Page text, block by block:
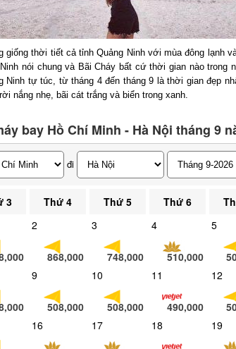
giống thời tiết cả tỉnh Quảng Ninh với mùa đông lạnh và
nói chung và Bãi Cháy bất cứ thời gian nào trong
Ninh tự túc, từ tháng 4 đến tháng 9 là thời gian đẹp
nắng nhẹ, bãi cát trắng và biển trong xanh.
bay Hồ Chí Minh - Hà Nội tháng 9
đi
Thứ 4 Thứ 5 Thứ 6
2
868,000
3
748,000
4
510,000
5
9
508,000
10
508,000
11
490,000
12
16 17 18 19